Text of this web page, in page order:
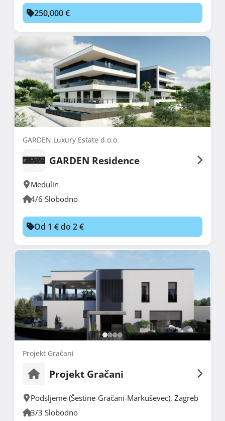
250,000 €
GARDEN Luxury Estate d.o.o.
GARDEN Residence
Medulin
4/6 Slobodno
Od 1 € do 2 €
Projekt Gračani
Projekt Gračani
Podsljeme (Šestine-Gračani-Markuševec), Zagreb
3/3 Slobodno